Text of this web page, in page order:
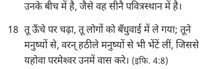
उनके बीच में है, जैसे वह सीनै पवित्रस्‍थान में है।
18 तू ऊँचे पर चढ़ा, तू लोगों को बँधुवाई में ले गया; तूने
मनुष्यों से, वरन् हठीले मनुष्यों से भी भेंटें लीं, जिससे
यहोवा परमेश्‍वर उनमें वास करे। (इफि. 4:8)